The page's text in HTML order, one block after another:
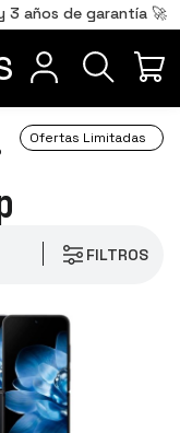
3 años de garantía 🚀
Ofertas Limitadas
FILTROS
Total 0,00€
CARRITO
PT
FR